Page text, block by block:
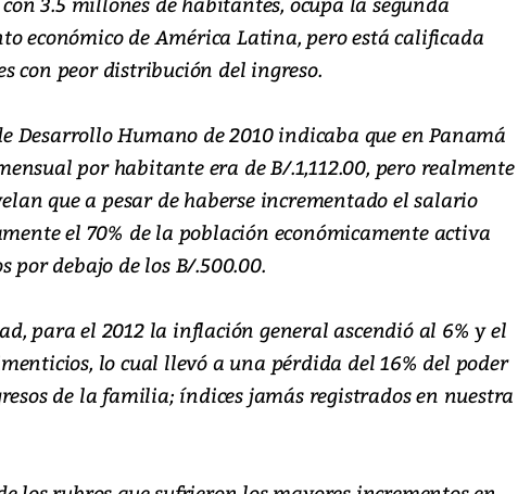
económico de América Latina, pero está calificada
con peor distribución del ingreso.
Desarrollo Humano de 2010 indicaba que en Panamá
por habitante era de B/.1,112.00, pero realmente
que a pesar de haberse incrementado el salario
el 70% de la población económicamente activa
por debajo de los B/.500.00.
para el 2012 la inflación general ascendió al 6% y el
lo cual llevó a una pérdida del 16% del poder
de la familia; índices jamás registrados en nuestra